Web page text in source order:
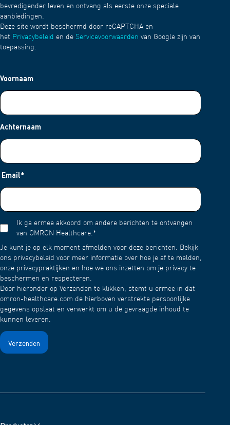
bevredigender leven en ontvang als eerste onze speciale
aanbiedingen.
Deze site wordt beschermd door reCAPTCHA en
het Privacybeleid en de Servicevoorwaarden van Google zijn van
toepassing.
Voornaam
Achternaam
Email*
Ik ga ermee akkoord om andere berichten te ontvangen
van OMRON Healthcare. *
Je kunt je op elk moment afmelden voor deze berichten. Bekijk
ons privacybeleid voor meer informatie over hoe je af te melden,
onze privacypraktijken en hoe we ons inzetten om je privacy te
beschermen en respecteren.
Door hieronder op Verzenden te klikken, stemt u ermee in dat
omron-healthcare.com de hierboven verstrekte persoonlijke
gegevens opslaat en verwerkt om u de gevraagde inhoud te
kunnen leveren.